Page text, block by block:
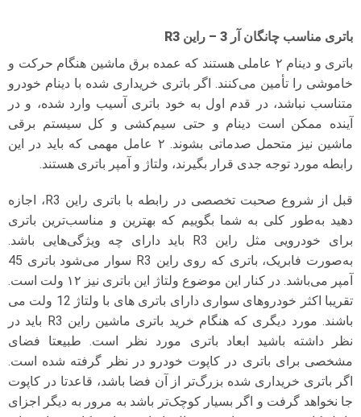
باتری مناسب چانگان آر 3 – راین R3
باتری و دینام ۲ عاملی هستند که عمده برق ماشین هنگام حرکت و
خاموشی را تأمین می‌کنند. اگر باتری خریداری شده با دینام خودرو
متناسب نباشد، در قدم اول به خود باتری آسیب وارد شده، و در
آینده ممکن است دینام و حتی سیم‌کشی و کل سیستم برقی
ماشین نیز متحمل صدماتی بشوند. ۲ عامل مهمی که باید در این
رابطه مورد توجه جدی قرار بگیرند، ولتاژ و آمپر باتری هستند.
قبل از شروع صحبت تخصصی در رابطه با باتری راین R3، اجازه
دهید به‌طور کلی به شما بگوییم که بهترین و مناسب‌ترین باتری
برای خودرویی مثل راین R3 باید دارای چه ویژگی‌هایی باشد.
به‌صورت فابریک، باتری که روی راین R3 سوار می‌شود باتری 45
آمپر می‌باشد. در کنار این موضوع ولتاژ این باتری نیز ۱۲ ولت است.
تقریبا اکثر خودروهای سواری دارای باتری های با ولتاژ 12 ولت می
باشند. مورد دیگری که هنگام خرید باتری ماشین راین R3 باید در
نظر داشته باشید ابعاد باتری مورد نظر است. طبیعتا فضای
مشخصی برای باتری در کاپوت خودرو در نظر گرفته شده است.
اگر باتری خریداری شده بزرگ‌تر از آن فضا باشد، قاعدتا در کاپوت
جا نخواهد گرفت و اگر بسیار کوچک‌تر باشد به مرور به دیگر اجزای